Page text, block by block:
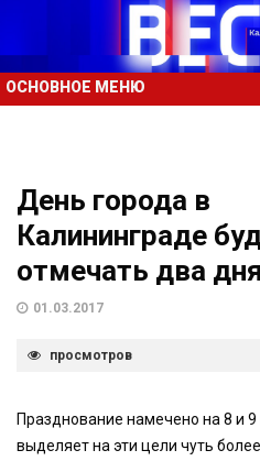
ОСНОВНОЕ МЕНЮ
День города в
Калининграде
отмечать два дня
01.03.2017
просмотров
Празднование намечено на 8 и 9
выделяет на эти цели чуть